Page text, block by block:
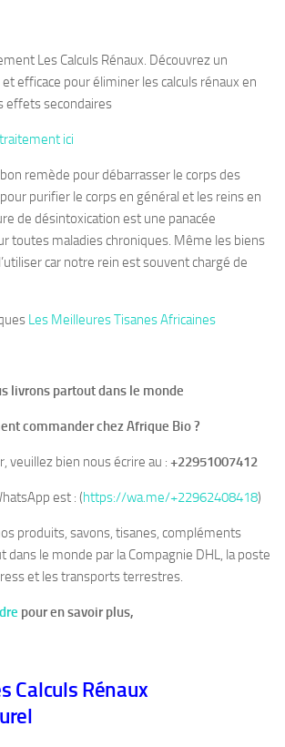
Les Calculs Rénaux. Découvrez un
efficace pour éliminer les calculs rénaux en
effets secondaires
ici
remède pour débarrasser le corps des
purifier le corps en général et les reins en
de désintoxication est une panacée
toutes maladies chroniques. Même les biens
car notre rein est souvent chargé de
Les Meilleures Tisanes Africaines
livrons partout dans le monde
commander chez Afrique Bio ?
veuillez bien nous écrire au : +22951007412
est : (https://wa.me/+22962408418)
produits, savons, tisanes, compléments
dans le monde par la Compagnie DHL, la poste
et les transports terrestres.
pour en savoir plus,
Calculs Rénaux